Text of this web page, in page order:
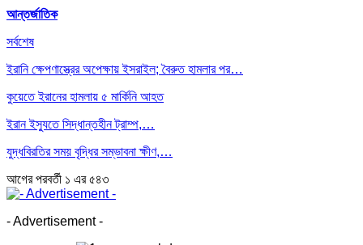
আন্তর্জাতিক
সর্বশেষ
ইরানি ক্ষেপণাস্ত্রের অপেক্ষায় ইসরাইল; বৈরুত হামলার পর…
কুয়েতে ইরানের হামলায় ৫ মার্কিনি আহত
ইরান ইস্যুতে সিদ্ধান্তহীন ট্রাম্প,…
যুদ্ধবিরতির সময় বৃদ্ধির সম্ভাবনা ক্ষীণ,…
আগেরপরবর্তী ১ এর ৫৪৩
- Advertisement -